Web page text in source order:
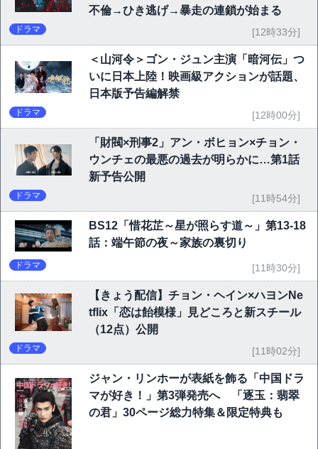
不倫→ひき逃げ→暴走の連鎖が始まる
ドラマ [12時33分]
＜山河令＞ゴン・ジュン主演「暗河伝」つ
いに日本上陸！映画級アクションが話題、
日本版予告編解禁
ドラマ [12時00分]
「財閥×刑事2」アン・ボヒョン×チョン・
ウンチェの最悪の過去が明らかに…第1話
新予告公開
ドラマ [11時54分]
BS12「惜花芷～星が照らす道～」第13-18
話：端午節の夜～家族の裏切り
ドラマ [11時30分]
【きょう配信】チョン・ヘイン×ハヨンNe
tflix「恋は飴模様」見どころと新スチール
（12点）公開
ドラマ [11時02分]
ジャン・リンホーが表紙を飾る「中国ドラ
マが好き！」第3弾発売へ 「逐玉：翡翠
の君」30ページ総力特集＆限定特典も